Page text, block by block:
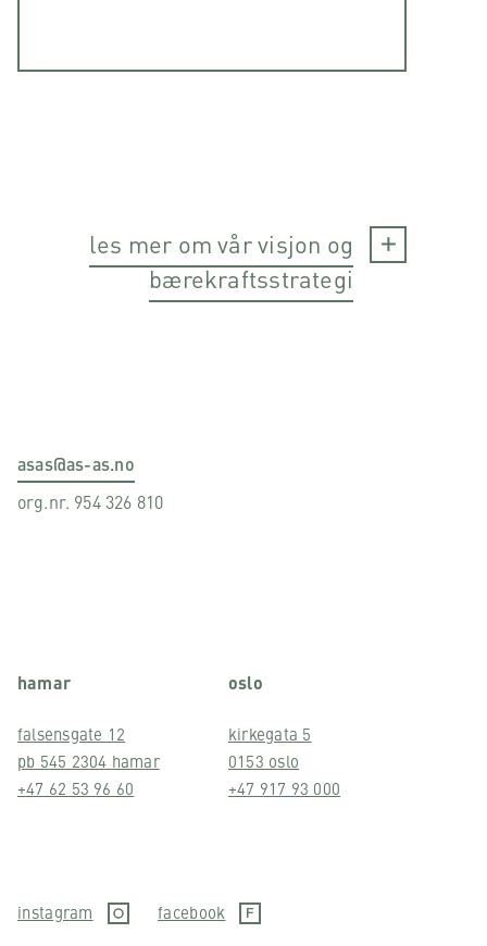
les mer om vår visjon og
bærekraftsstrategi
asas@as-as.no
org.nr. 954 326 810
hamar
falsensgate 12
pb 545 2304 hamar
+47 62 53 96 60
oslo
kirkegata 5
0153 oslo
+47 917 93 000
instagram facebook